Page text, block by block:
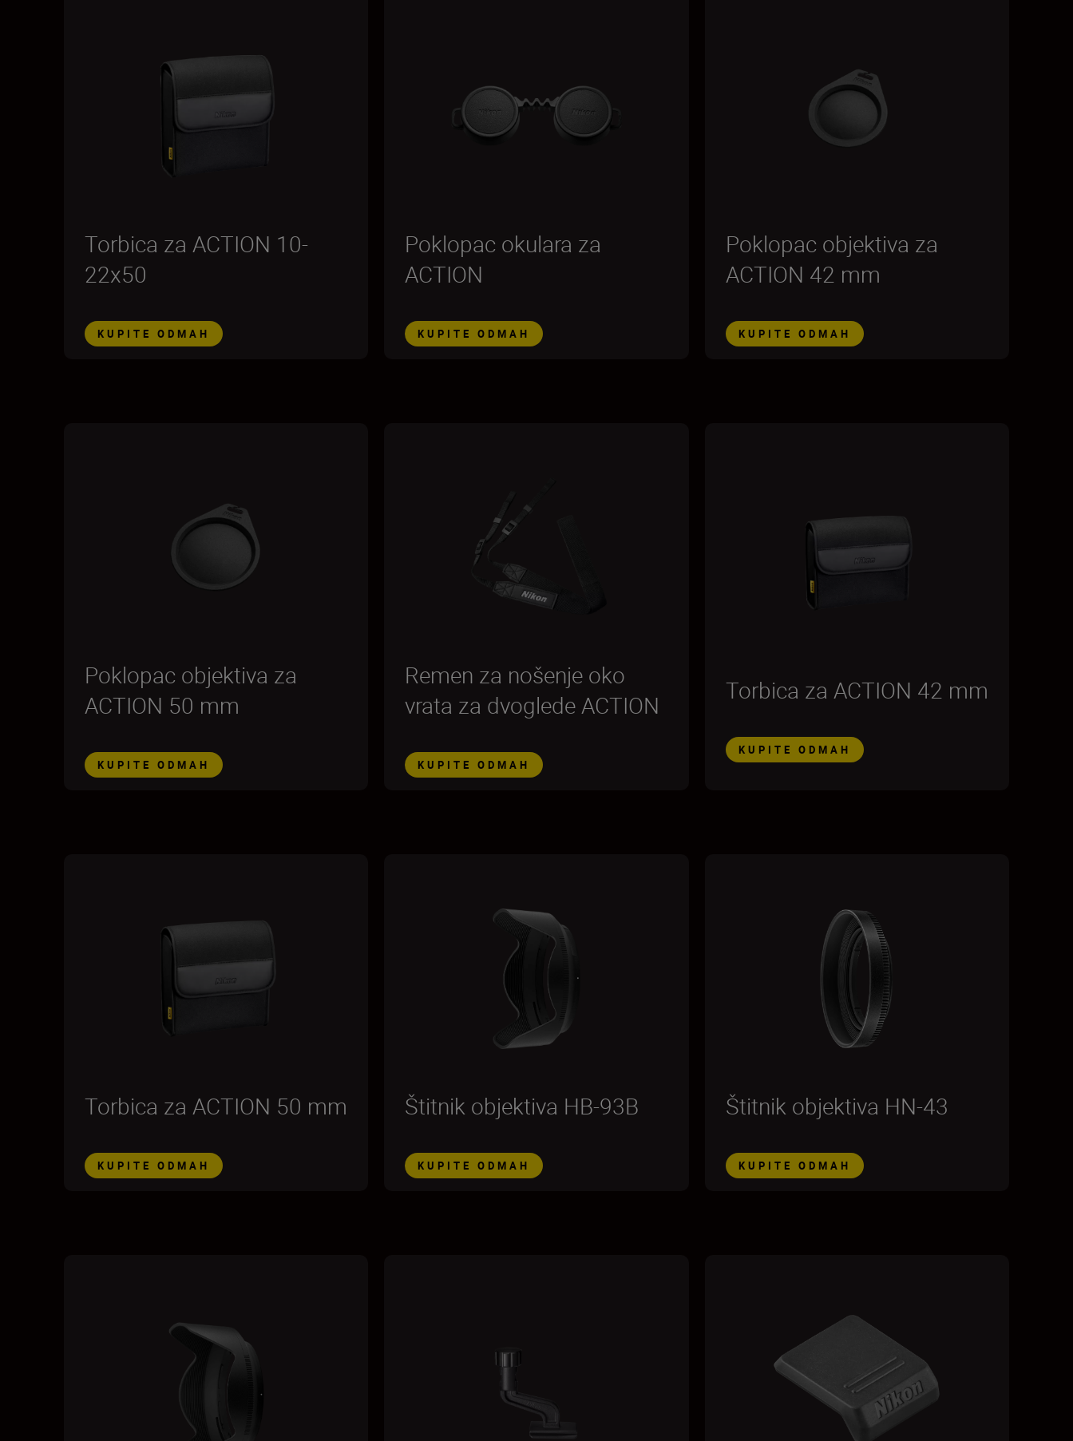
Torbica za ACTION 10-
22x50
KUPITE ODMAH
Poklopac okulara za
ACTION
KUPITE ODMAH
Poklopac objektiva za
ACTION 42 mm
KUPITE ODMAH
Poklopac objektiva za
ACTION 50 mm
KUPITE ODMAH
Remen za nošenje oko
vrata za dvoglede ACTION
KUPITE ODMAH
Torbica za ACTION 42 mm
KUPITE ODMAH
Torbica za ACTION 50 mm
KUPITE ODMAH
Štitnik objektiva HB-93B
KUPITE ODMAH
Štitnik objektiva HN-43
KUPITE ODMAH